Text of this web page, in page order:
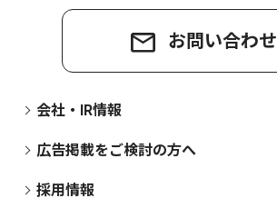
お問い合わせ
会社・IR情報
広告掲載をご検討の方へ
採用情報